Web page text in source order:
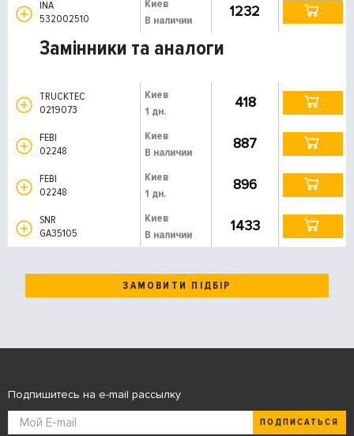
INA
532002510
Киев
В наличии
1232
Замінники та аналоги
TRUCKTEC
0219073
Киев
1 дн.
418
FEBI
02248
Киев
В наличии
887
FEBI
02248
Киев
1 дн.
896
SNR
GA35105
Киев
В наличии
1433
ЗАМОВИТИ ПІДБІР
Подпишитесь на e-mail рассылку
ПОДПИСАТЬСЯ